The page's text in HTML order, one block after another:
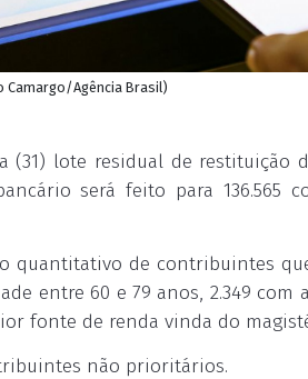
Camargo/Agência Brasil)
(31) lote residual de restituição
será feito para
quantitativo de contribuintes
entre 60 e 79 anos, 2.349
fonte de renda vinda do
não prioritários.